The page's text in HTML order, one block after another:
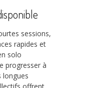
sessions,
rapides et
solo
progresser à
longues